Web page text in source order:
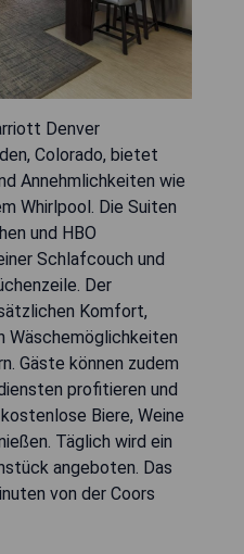
Denver
Colorado, bietet
Annehmlichkeiten wie
Whirlpool. Die Suiten
und HBO
Schlafcouch und
Der
Komfort,
Wäschemöglichkeiten
Gäste können zudem
profitieren und
Biere, Weine
Täglich wird ein
angeboten. Das
von der Coors